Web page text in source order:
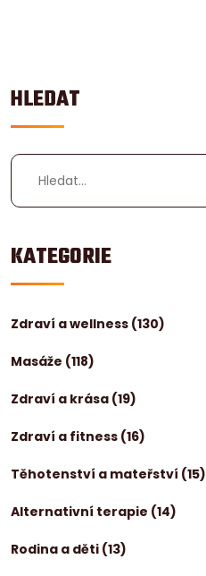
HLEDAT
KATEGORIE
Zdraví a wellness (130)
Masáže (118)
Zdraví a krása (19)
Zdraví a fitness (16)
Těhotenství a mateřství (15)
Alternativní terapie (14)
Rodina a děti (13)